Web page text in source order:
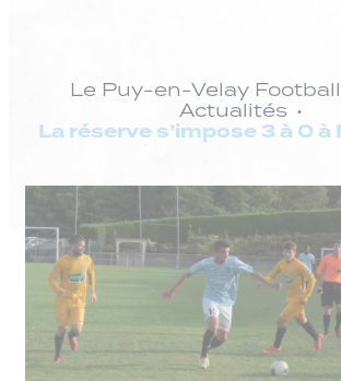
Le Puy-en-Velay
Actualités
La réserve s’impose 3 à 0